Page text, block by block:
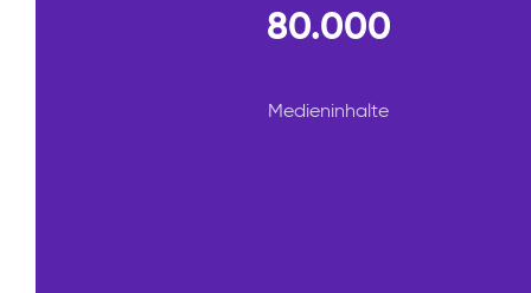
80.000
Medieninhalte